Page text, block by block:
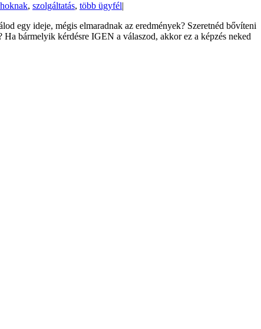
, szolgáltatás, több ügyfél|
egy ideje, mégis elmaradnak az eredmények? Szeretnéd bővíteni
bármelyik kérdésre IGEN a válaszod, akkor ez a képzés neked